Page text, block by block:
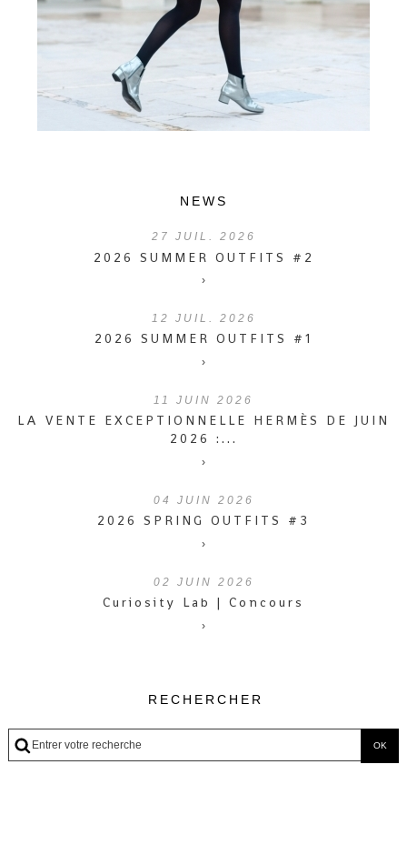
NEWS
27 JUIL. 2026
2026 SUMMER OUTFITS #2
›
12 JUIL. 2026
2026 SUMMER OUTFITS #1
›
11 JUIN 2026
LA VENTE EXCEPTIONNELLE HERMÈS DE JUIN
2026 :...
›
04 JUIN 2026
2026 SPRING OUTFITS #3
›
02 JUIN 2026
Curiosity Lab | Concours
›
RECHERCHER